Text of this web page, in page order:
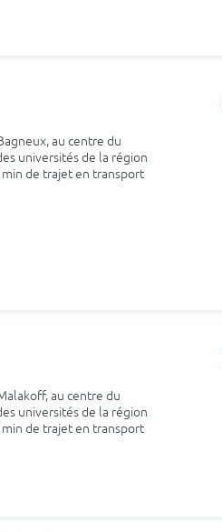
au centre du
universités de la région
min de trajet en transport
au centre du
universités de la région
min de trajet en transport